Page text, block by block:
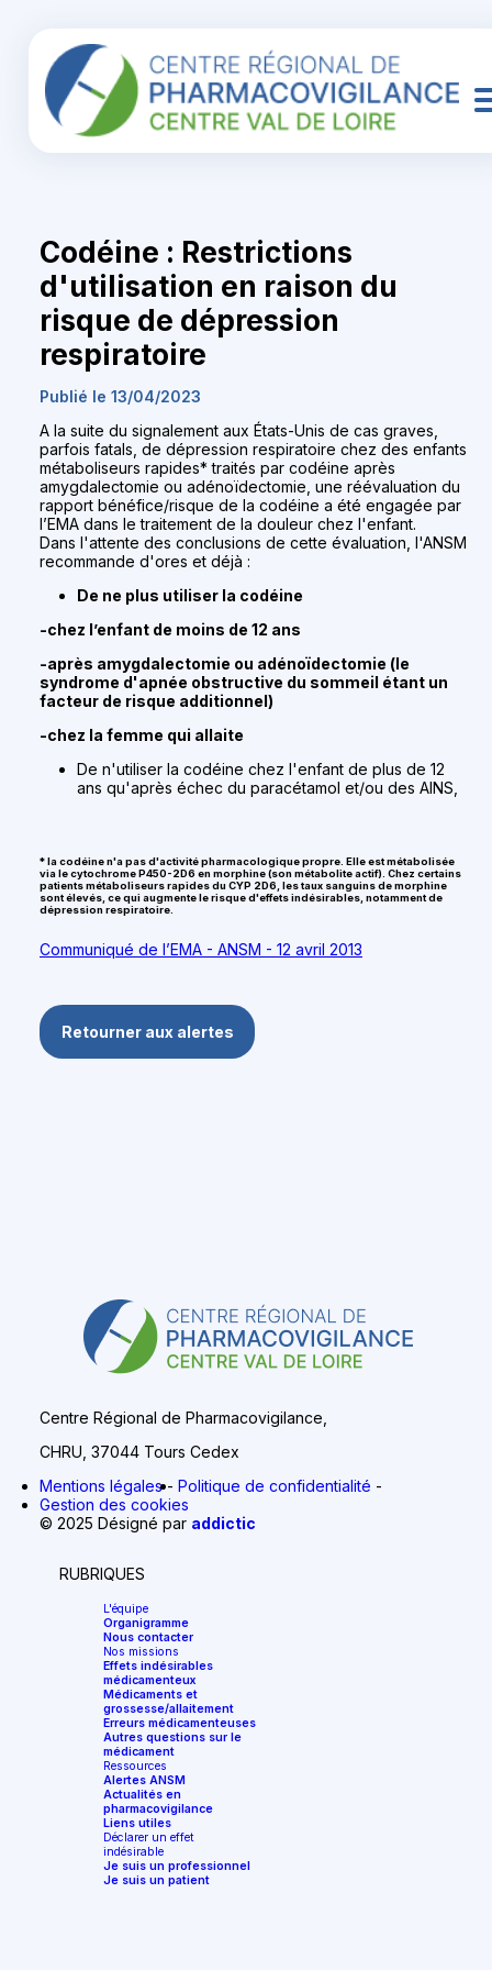
Codéine : Restrictions
d'utilisation en raison du
risque de dépression
respiratoire
Publié le 13/04/2023
A la suite du signalement aux États-Unis de cas graves,
parfois fatals, de dépression respiratoire chez des enfants
métaboliseurs rapides* traités par codéine après
amygdalectomie ou adénoïdectomie, une réévaluation du
rapport bénéfice/risque de la codéine a été engagée par
l’EMA dans le traitement de la douleur chez l'enfant.
Dans l'attente des conclusions de cette évaluation, l'ANSM
recommande d'ores et déjà :
De ne plus utiliser la codéine
-chez l’enfant de moins de 12 ans
-après amygdalectomie ou adénoïdectomie (le
syndrome d'apnée obstructive du sommeil étant un
facteur de risque additionnel)
-chez la femme qui allaite
De n'utiliser la codéine chez l'enfant de plus de 12
ans qu'après échec du paracétamol et/ou des AINS,
* la codéine n'a pas d'activité pharmacologique propre. Elle est métabolisée
via le cytochrome P450-2D6 en morphine (son métabolite actif). Chez certains
patients métaboliseurs rapides du CYP 2D6, les taux sanguins de morphine
sont élevés, ce qui augmente le risque d'effets indésirables, notamment de
dépression respiratoire.
Communiqué de l’EMA - ANSM - 12 avril 2013
Retourner aux alertes
Centre Régional de Pharmacovigilance,
CHRU, 37044 Tours Cedex
Mentions légales
Politique de confidentialité
Gestion des cookies
© 2025 Désigné par addictic
RUBRIQUES
L'équipe
Organigramme
Nous contacter
Nos missions
Effets indésirables
médicamenteux
Médicaments et
grossesse/allaitement
Erreurs médicamenteuses
Autres questions sur le
médicament
Ressources
Alertes ANSM
Actualités en
pharmacovigilance
Liens utiles
Déclarer un effet
indésirable
Je suis un professionnel
Je suis un patient